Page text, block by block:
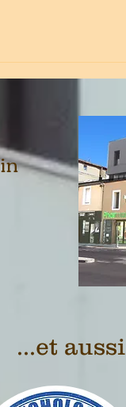
un médecin à
...et aussi